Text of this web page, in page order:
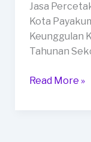
Jasa
Kota
Keunggulan
Tahunan
Kota
Payakumbuh
Read More »